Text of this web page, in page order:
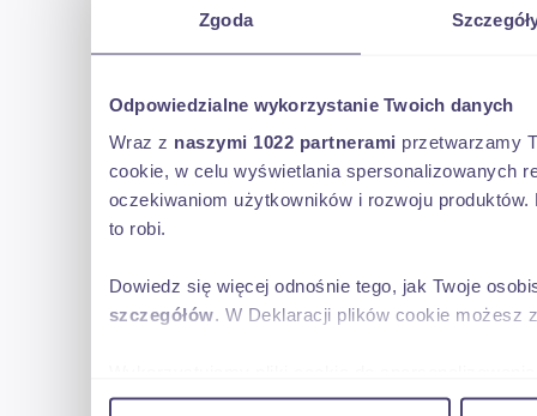
Zgoda
Odpowiedzialne wykorzystanie Twoich danych
Wraz z naszymi 1022 partnerami przetwarzamy
cookie, w celu wyświetlania spersonalizowanych
oczekiwaniom użytkowników i rozwoju
to robi.
Dowiedz się więcej odnośnie tego, jak Twoje
szczegółów. W Deklaracji plików cookie możesz
w naszej witrynie. Informacje o tym, jak